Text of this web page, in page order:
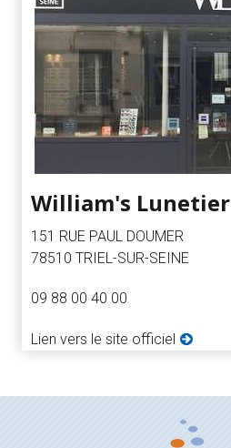
William's Lunetier
151 RUE PAUL DOUMER
78510 TRIEL-SUR-SEINE
09 88 00 40 00
Lien vers le site officiel